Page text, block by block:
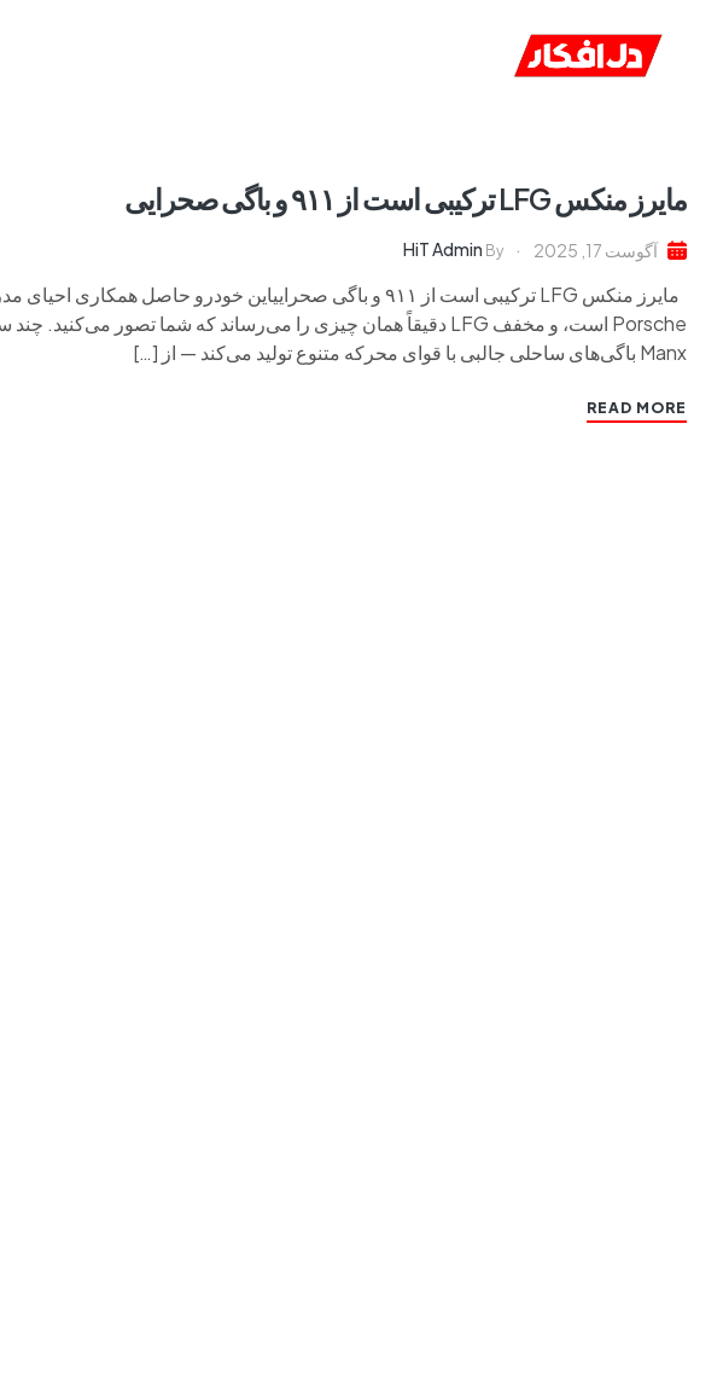
مایرز منکس LFG ترکیبی است از ۹۱۱ و باگی صحرایی
آگوست 17, 2025 By
HiT Admin
Manx باگی‌های ساحلی جالبی با قوای محرکه متنوع تولید می‌کند — از […]
READ MORE